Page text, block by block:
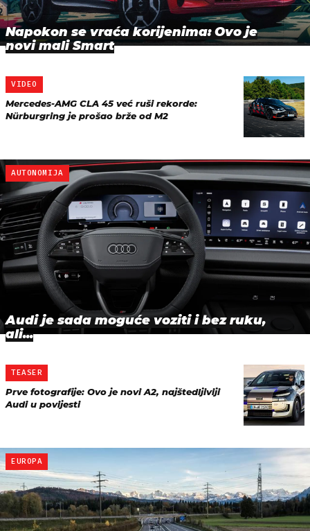
Napokon se vraća korijenima: Ovo je
novi mali Smart
VIDEO
Mercedes-AMG CLA 45 već ruši rekorde:
Nürburgring je prošao brže od M2
AUTONOMIJA
Audi je sada moguće voziti i bez ruku,
ali...
TEASER
Prve fotografije: Ovo je novi A2, najštedljiviji
Audi u povijesti
EUROPA